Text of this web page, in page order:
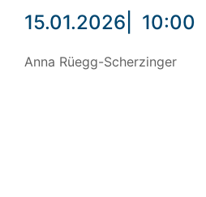
15.01.2026 10:00
Anna Rüegg-Scherzinger